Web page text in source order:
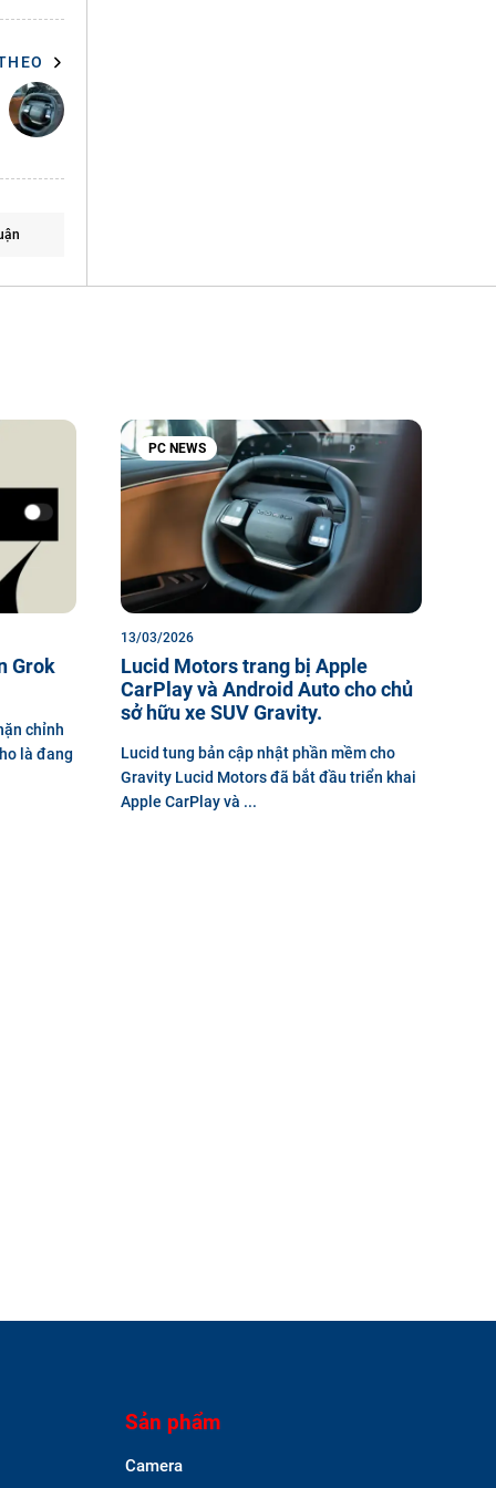
Grok
chỉnh
là đang
PC NEWS
13/03/2026
Lucid Motors trang bị Apple
CarPlay và Android Auto cho chủ
sở hữu xe SUV Gravity.
Lucid tung bản cập nhật phần mềm cho
Gravity Lucid Motors đã bắt đầu triển khai
Apple CarPlay và ...
Sản phẩm
Camera